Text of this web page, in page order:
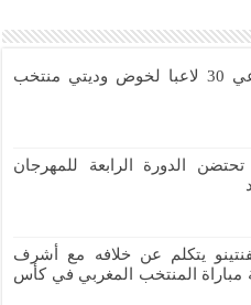
الركراكي يستدعي 30 لاعبا لخوض وديتي منتخب
تحتضن الدورة الرابعة للمهرجان
يتكلم عن خلافه مع أشرف
مباراة المنتخب المغربي في كأس